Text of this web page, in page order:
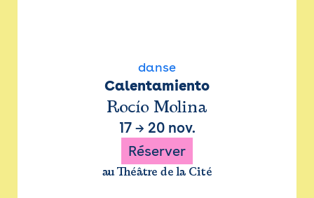
danse
Calentamiento
Rocío Molina
17→ 20 nov.
Réserver
au Théâtre de la Cité